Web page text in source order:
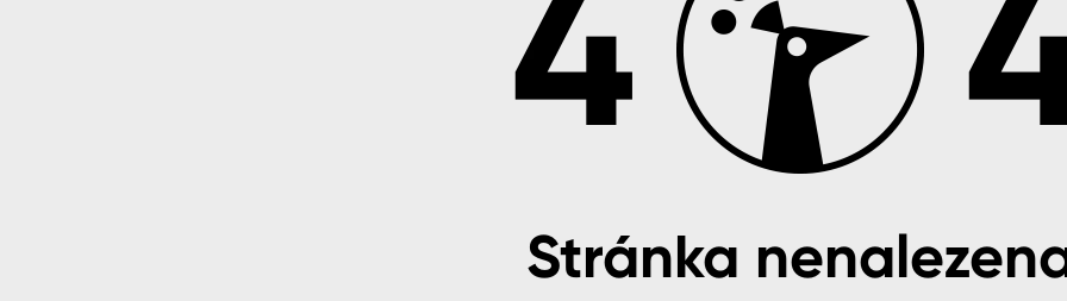
Ředidla, tužidla, čističe, technickéStránka